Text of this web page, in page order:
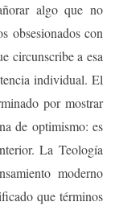
algo que no
obsesionados con
circunscribe a esa
individual. El
por mostrar
de optimismo: es
La Teología
moderno
que términos